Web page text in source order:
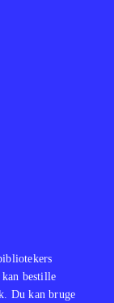
bestille
Du kan bruge